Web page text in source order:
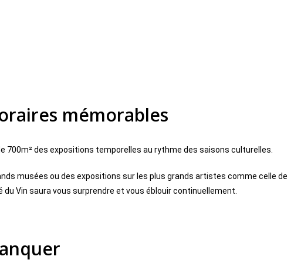
mémorables
700m² des expositions temporelles au rythme des saisons culturelles.
musées ou des expositions sur les plus grands artistes comme celle de
Vin saura vous surprendre et vous éblouir continuellement.